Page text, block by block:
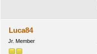
Luca84
Jr. Member